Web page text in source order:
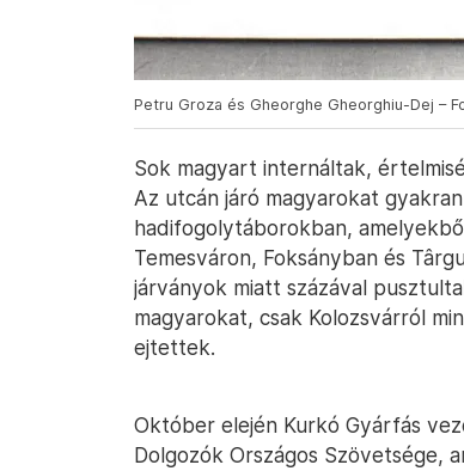
Petru Groza és Gheorghe Gheorghiu-Dej –
Sok magyart internáltak,
Az utcán járó magyarokat
hadifogolytáborokban,
Temesváron, Foksányban és
járványok miatt százával
magyarokat, csak Kolozsvárról
ejtettek.
Október elején Kurkó Gyárfás
Dolgozók Országos Szövetsége,